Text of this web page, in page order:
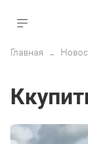
Главная